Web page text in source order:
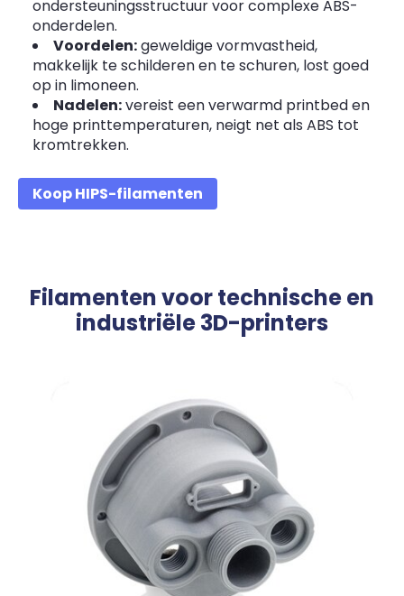
ondersteuningsstructuur voor complexe ABS-
onderdelen.
Voordelen:geweldige vormvastheid,
makkelijk te schilderen en te schuren, lost goed
op in limoneen.
Nadelen:vereist een verwarmd printbed en
hoge printtemperaturen, neigt net als ABS tot
kromtrekken.
Koop HIPS-filamenten
Filamenten voor technische en
industriële 3D-printers